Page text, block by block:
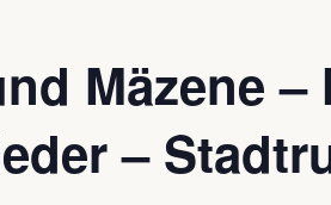
Mäzene
–